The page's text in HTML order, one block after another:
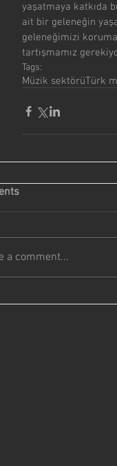
yaşatmaya katkıda
ait bir geleneğin
geleneğimizi
tartışmamız
Tags:
Müzik sektörüTürk
a comment...